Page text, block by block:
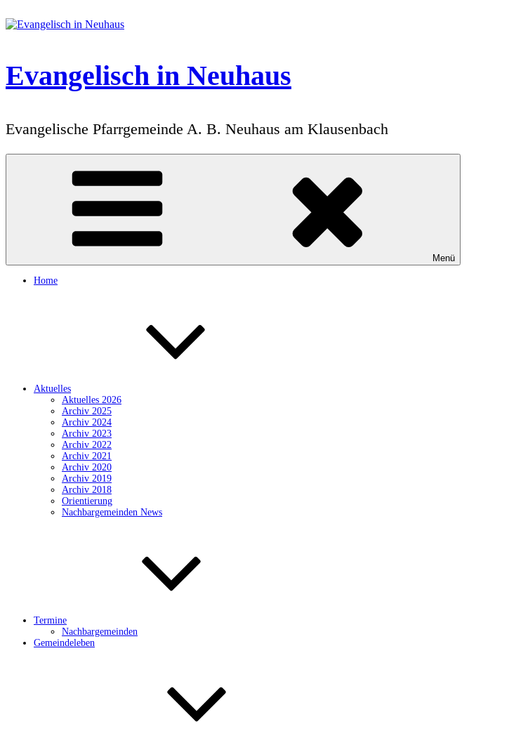
Inhalt
Evangelisch in Neuhaus
Evangelische Pfarrgemeinde A. B. Neuhaus am Klausenbach
Menü
Home
Aktuelles
Aktuelles 2026
Archiv 2025
Archiv 2024
Archiv 2023
Archiv 2022
Archiv 2021
Archiv 2020
Archiv 2019
Archiv 2018
Orientierung
Nachbargemeinden News
Termine
Nachbargemeinden
Gemeindeleben